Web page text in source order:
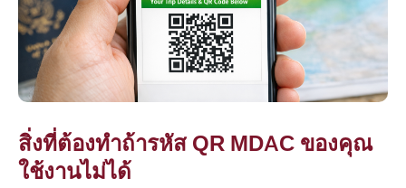
สิ่งที่ต้องทำถ้ารหัส QR MDAC ของคุณ
ใช้งานไม่ได้